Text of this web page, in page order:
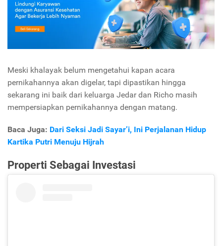
Meski khalayak belum mengetahui kapan acara
pernikahannya akan digelar, tapi dipastikan hingga
sekarang ini baik dari keluarga Jedar dan Richo masih
mempersiapkan pernikahannya dengan matang.
Baca Juga: Dari Seksi Jadi Sayar’i, Ini Perjalanan Hidup
Kartika Putri Menuju Hijrah
Properti Sebagai Investasi